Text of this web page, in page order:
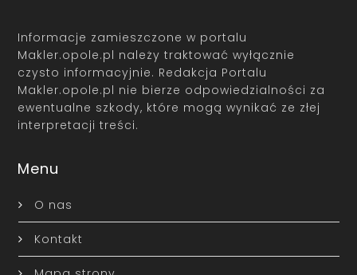
Informacje zamieszczone w portalu
Makler.opole.pl należy traktować wyłącznie
czysto informacyjnie. Redakcja Portalu
Makler.opole.pl nie bierze odpowiedzialności za
ewentualne szkody, które mogą wynikać ze złej
interpretacji treści.
Menu
O nas
Kontakt